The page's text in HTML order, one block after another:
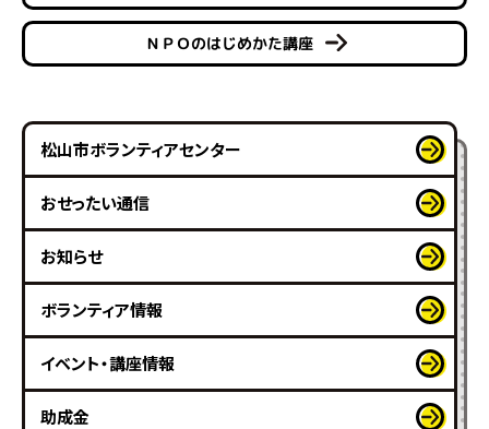
ＮＰＯのはじめかた講座
松山市ボランティアセンター
おせったい通信
お知らせ
ボランティア情報
イベント・講座情報
助成金